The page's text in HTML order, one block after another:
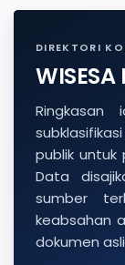
DIREKTORI
WISESA
Ringkasan
publik
Data
sumber
keabsahan
dokumen